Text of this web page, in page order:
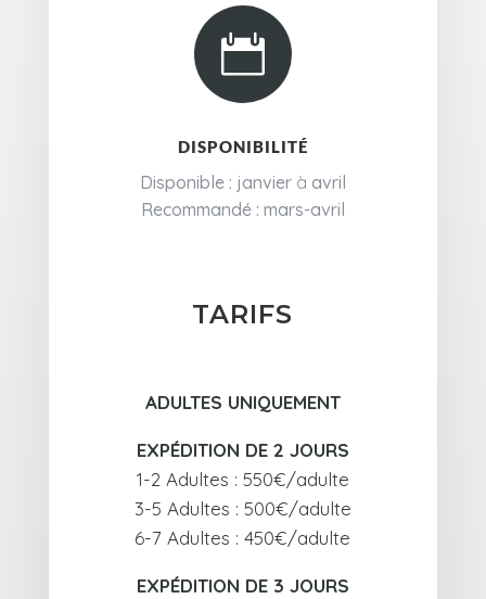

DISPONIBILITÉ
Disponible : janvier à avril
Recommandé : mars-avril
TARIFS
ADULTES UNIQUEMENT
EXPÉDITION DE 2 JOURS
1-2 Adultes : 550€/adulte
3-5 Adultes : 500€/adulte
6-7 Adultes : 450€/adulte
EXPÉDITION DE 3 JOURS